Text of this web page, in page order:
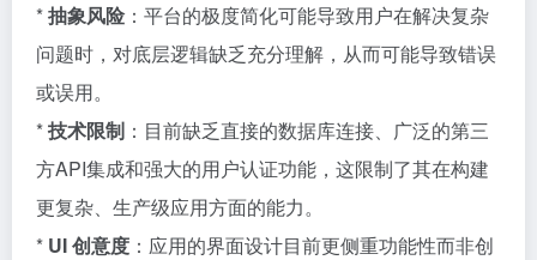
*抽象风险：平台的极度简化可能导致用户在解决复杂
问题时，对底层逻辑缺乏充分理解，从而可能导致错误
或误用。
*技术限制 ：目前缺乏直接的数据库连接、广泛的第三
方API集成和强大的用户认证功能，这限制了其在构建
更复杂、生产级应用方面的能力。
* UI 创意度 ：应用的界面设计目前更侧重功能性而非创